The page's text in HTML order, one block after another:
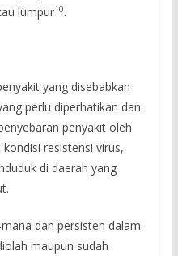
lumpur10.
yang disebabkan
perlu diperhatikan dan
penyakit oleh
resistensi virus,
di daerah yang
dan persisten dalam
maupun sudah